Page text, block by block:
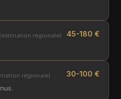
(estimation régionale) 45-180 €
régionale) 30-100 €